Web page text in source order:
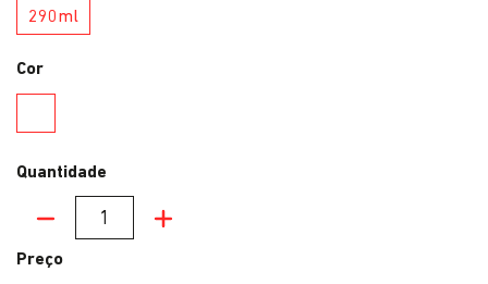
290ml
Cor
Quantidade
Preço